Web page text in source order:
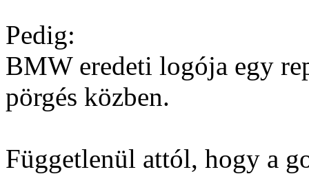
Pedig:
BMW eredeti logója egy
pörgés közben.
Függetlenül attól, hogy a